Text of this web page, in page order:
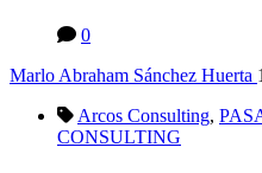
0
Marlo Abraham Sánchez Huerta
Arcos Consulting,
CONSULTING